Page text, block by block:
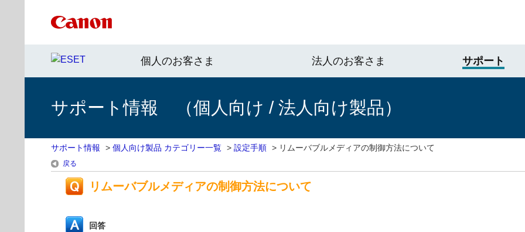
個人のお客さま 法人のお客さま サポート
サポート情報 （個人向け / 法人向け製品）
サポート情報 > 個人向け製品 カテゴリー一覧 > 設定手順 > リムーバブルメディアの制御方法について
戻る
リムーバブルメディアの制御方法について
回答